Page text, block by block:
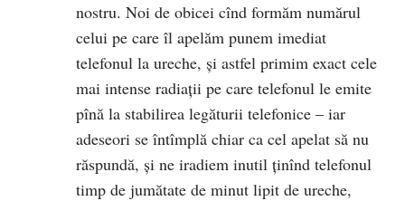
nostru. Noi de obicei cînd formăm numărul
celui pe care îl apelăm punem imediat
telefonul la ureche, și astfel primim exact cele
mai intense radiații pe care telefonul le emite
pînă la stabilirea legăturii telefonice – iar
adeseori se întîmplă chiar ca cel apelat să nu
răspundă, și ne iradiem inutil ținînd telefonul
timp de jumătate de minut lipit de ureche,